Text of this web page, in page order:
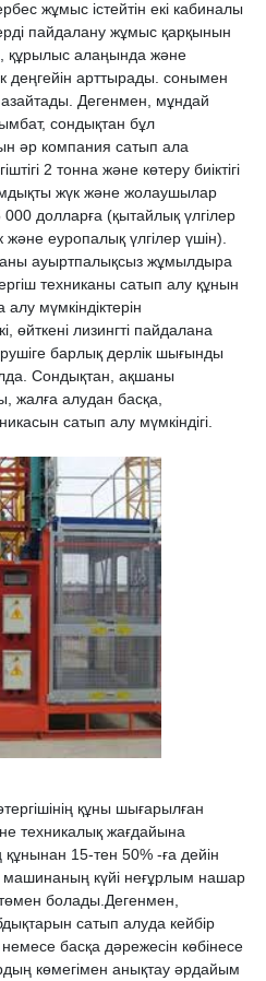
жұмыс істейтін екі кабиналы
пайдалану жұмыс қарқынын
құрылыс алаңында және
деңгейін арттырады. сонымен
Дегенмен, мұндай
сондықтан бұл
әр компания сатып ала
2 тонна және көтеру биіктігі
жүк және жолаушылар
долларға (қытайлық үлгілер
еуропалық үлгілер үшін).
ауыртпалықсыз жұмылдыра
техниканы сатып алу құнын
мүмкіндіктерін
өйткені лизингті пайдалана
барлық дерлік шығынды
Сондықтан, ақшаны
жалға алудан басқа,
сатып алу мүмкіндігі.
құны шығарылған
техникалық жағдайына
15-тен 50% -ға дейін
күйі неғұрлым нашар
болады.Дегенмен,
сатып алуда кейбір
басқа дәрежесін көбінесе
көмегімен анықтау әрдайым